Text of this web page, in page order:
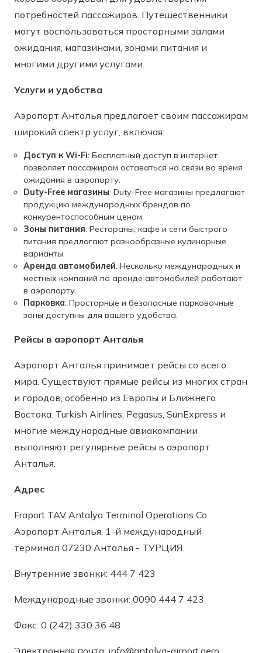
потребностей пассажиров. Путешественники
могут воспользоваться просторными залами
ожидания, магазинами, зонами питания и
многими другими услугами.
Услуги и удобства
Аэропорт Анталья предлагает своим пассажирам
широкий спектр услуг, включая:
Доступ к Wi-Fi: Бесплатный доступ в интернет
позволяет пассажирам оставаться на связи во время
ожидания в аэропорту.
Duty-Free магазины: Duty-Free магазины предлагают
продукцию международных брендов по
конкурентоспособным ценам.
Зоны питания: Рестораны, кафе и сети быстрого
питания предлагают разнообразные кулинарные
варианты.
Аренда автомобилей: Несколько международных и
местных компаний по аренде автомобилей работают
в аэропорту.
Парковка: Просторные и безопасные парковочные
зоны доступны для вашего удобства.
Рейсы в аэропорт Анталья
Аэропорт Анталья принимает рейсы со всего
мира. Существуют прямые рейсы из многих стран
и городов, особенно из Европы и Ближнего
Востока. Turkish Airlines, Pegasus, SunExpress и
многие международные авиакомпании
выполняют регулярные рейсы в аэропорт
Анталья.
Адрес
Fraport TAV Antalya Terminal Operations Co.
Аэропорт Анталья, 1-й международный
терминал 07230 Анталья - ТУРЦИЯ
Внутренние звонки: 444 7 423
Международные звонки: 0090 444 7 423
Факс: 0 (242) 330 36 48
Электронная почта: info@antalya-airport.aero